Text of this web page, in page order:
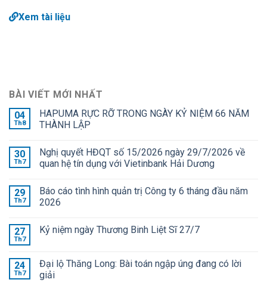
Xem tài liệu
BÀI VIẾT MỚI NHẤT
04
Th8
HAPUMA RỰC RỠ TRONG NGÀY KỶ NIỆM 66 NĂM
THÀNH LẬP
30
Th7
Nghị quyết HĐQT số 15/2026 ngày 29/7/2026 về
quan hệ tín dụng với Vietinbank Hải Dương
29
Th7
Báo cáo tình hình quản trị Công ty 6 tháng đầu năm
2026
27
Th7
Kỷ niệm ngày Thương Binh Liệt Sĩ 27/7
24
Th7
Đại lộ Thăng Long: Bài toán ngập úng đang có lời
giải